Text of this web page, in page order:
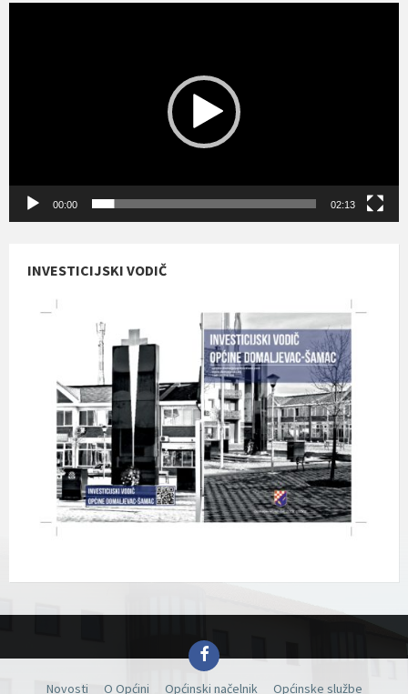
00:00 02:13
INVESTICIJSKI VODIČ
Facebook
Novosti O Općini Općinski načelnik Općinske službe